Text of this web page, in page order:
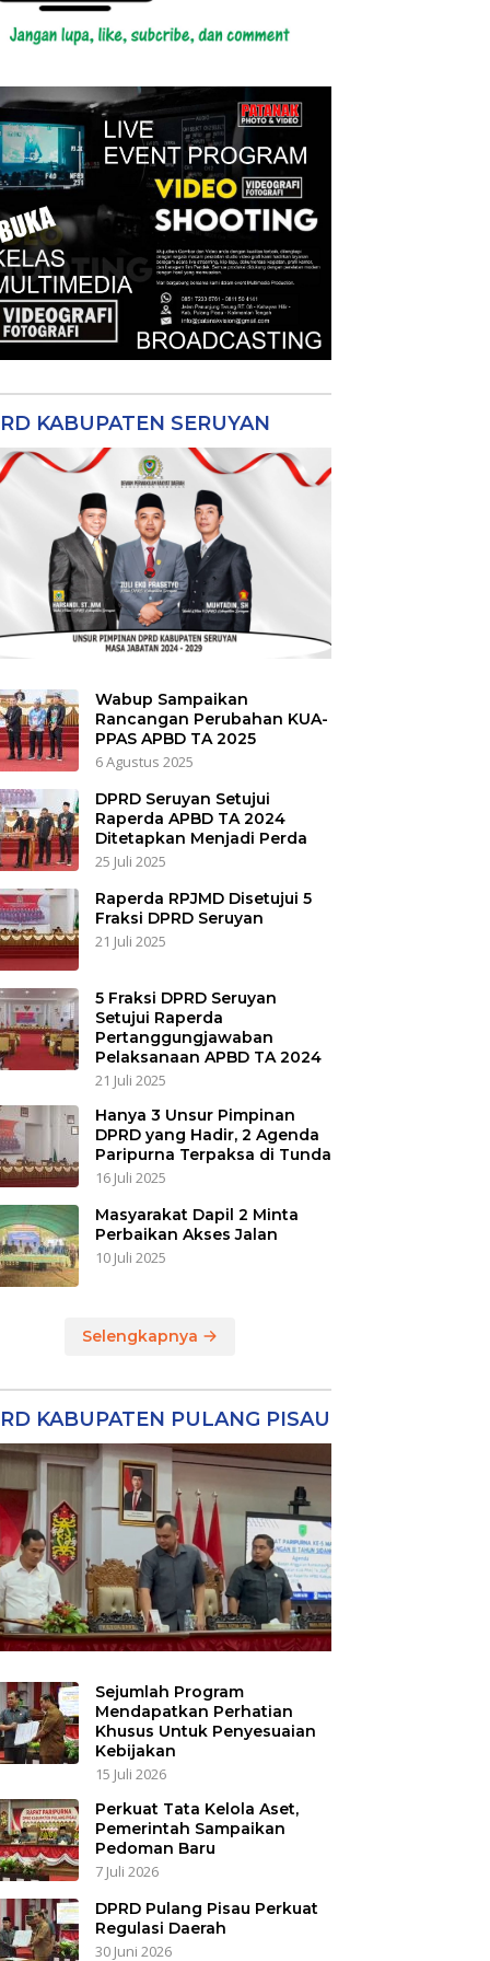
KABUPATEN SERUYAN
Wabup Sampaikan
Rancangan Perubahan KUA-
PPAS APBD TA 2025
6 Agustus 2025
DPRD Seruyan Setujui
Raperda APBD TA 2024
Ditetapkan Menjadi Perda
25 Juli 2025
Raperda RPJMD Disetujui 5
Fraksi DPRD Seruyan
21 Juli 2025
5 Fraksi DPRD Seruyan
Setujui Raperda
Pertanggungjawaban
Pelaksanaan APBD TA 2024
21 Juli 2025
Hanya 3 Unsur Pimpinan
DPRD yang Hadir, 2 Agenda
Paripurna Terpaksa di Tunda
16 Juli 2025
Masyarakat Dapil 2 Minta
Perbaikan Akses Jalan
10 Juli 2025
Selengkapnya
KABUPATEN PULANG PISAU
Sejumlah Program
Mendapatkan Perhatian
Khusus Untuk Penyesuaian
Kebijakan
15 Juli 2026
Perkuat Tata Kelola Aset,
Pemerintah Sampaikan
Pedoman Baru
7 Juli 2026
DPRD Pulang Pisau Perkuat
Regulasi Daerah
30 Juni 2026